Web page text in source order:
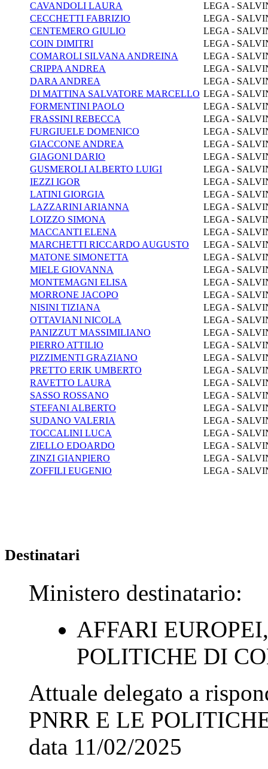
CAVANDOLI LAURA
LEGA -
CECCHETTI FABRIZIO
LEGA -
CENTEMERO GIULIO
LEGA -
COIN DIMITRI
LEGA -
COMAROLI SILVANA ANDREINA
LEGA -
CRIPPA ANDREA
LEGA -
DARA ANDREA
LEGA -
DI MATTINA SALVATORE MARCELLO LEGA -
FORMENTINI PAOLO
LEGA -
FRASSINI REBECCA
LEGA -
FURGIUELE DOMENICO
LEGA -
GIACCONE ANDREA
LEGA -
GIAGONI DARIO
LEGA -
GUSMEROLI ALBERTO LUIGI
LEGA -
IEZZI IGOR
LEGA -
LATINI GIORGIA
LEGA -
LAZZARINI ARIANNA
LEGA -
LOIZZO SIMONA
LEGA -
MACCANTI ELENA
LEGA -
MARCHETTI RICCARDO AUGUSTO
LEGA -
MATONE SIMONETTA
LEGA -
MIELE GIOVANNA
LEGA -
MONTEMAGNI ELISA
LEGA -
MORRONE JACOPO
LEGA -
NISINI TIZIANA
LEGA -
OTTAVIANI NICOLA
LEGA -
PANIZZUT MASSIMILIANO
LEGA -
PIERRO ATTILIO
LEGA -
PIZZIMENTI GRAZIANO
LEGA -
PRETTO ERIK UMBERTO
LEGA -
RAVETTO LAURA
LEGA -
SASSO ROSSANO
LEGA -
STEFANI ALBERTO
LEGA -
SUDANO VALERIA
LEGA -
TOCCALINI LUCA
LEGA -
ZIELLO EDOARDO
LEGA -
ZINZI GIANPIERO
LEGA -
ZOFFILI EUGENIO
LEGA -
Destinatari
Ministero destinatario:
AFFARI
POLITICHE DI
Attuale delegato a
PNRR E LE
data 11/02/2025